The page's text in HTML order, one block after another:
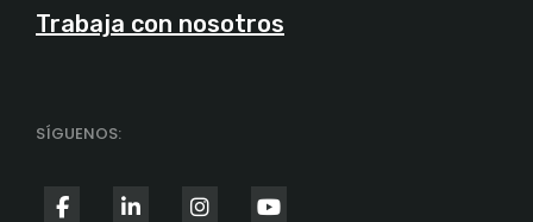
Trabaja con nosotros
SÍGUENOS:
fab
fab
fab
fab